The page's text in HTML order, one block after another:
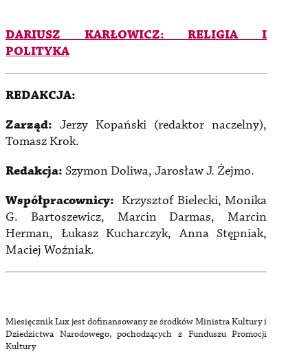
DARIUSZ KARŁOWICZ: RELIGIA I
POLITYKA
REDAKCJA:
Zarząd: Jerzy Kopański (redaktor naczelny),
Tomasz Krok.
Redakcja: Szymon Doliwa, Jarosław J. Żejmo.
Współpracownicy: Krzysztof Bielecki, Monika
G. Bartoszewicz, Marcin Darmas, Marcin
Herman, Łukasz Kucharczyk, Anna Stępniak,
Maciej Woźniak.
Miesięcznik Lux jest dofinansowany ze środków Ministra Kultury i
Dziedzictwa Narodowego, pochodzących z Funduszu Promocji
Kultury